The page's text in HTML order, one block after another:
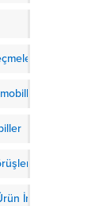
İnceleme